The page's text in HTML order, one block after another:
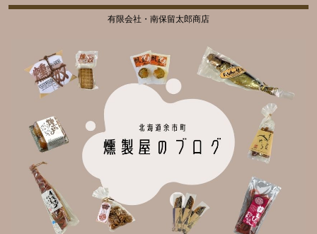
有限会社・南保留太郎商店